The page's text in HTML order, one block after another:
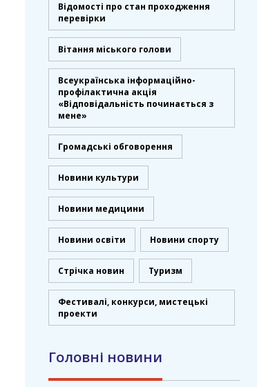
Відомості про стан проходження
перевірки
Вітання міського голови
Всеукраїнська інформаційно-
профілактична акція
«Відповідальність починається з
мене»
Громадські обговорення
Новини культури
Новини медицини
Новини освіти Новини спорту
Стрічка новин Туризм
Фестивалі, конкурси, мистецькі
проекти
Головні новини